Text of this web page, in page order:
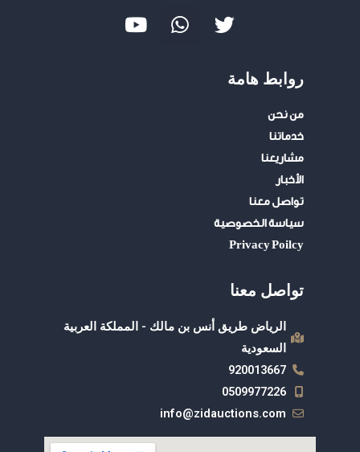
T
w
W
h
Y
o
روابط هامة
من نحن
خدماتنا
مشاريعنا
الأخبار
تواصل معنا
سياسة الخصوصية
Privacy Poilcy
تواصل معنا
الرياض طريق أنس بن مالك - المملكة العربية
السعودية
920013667
0509977226
info@zidauctions.com